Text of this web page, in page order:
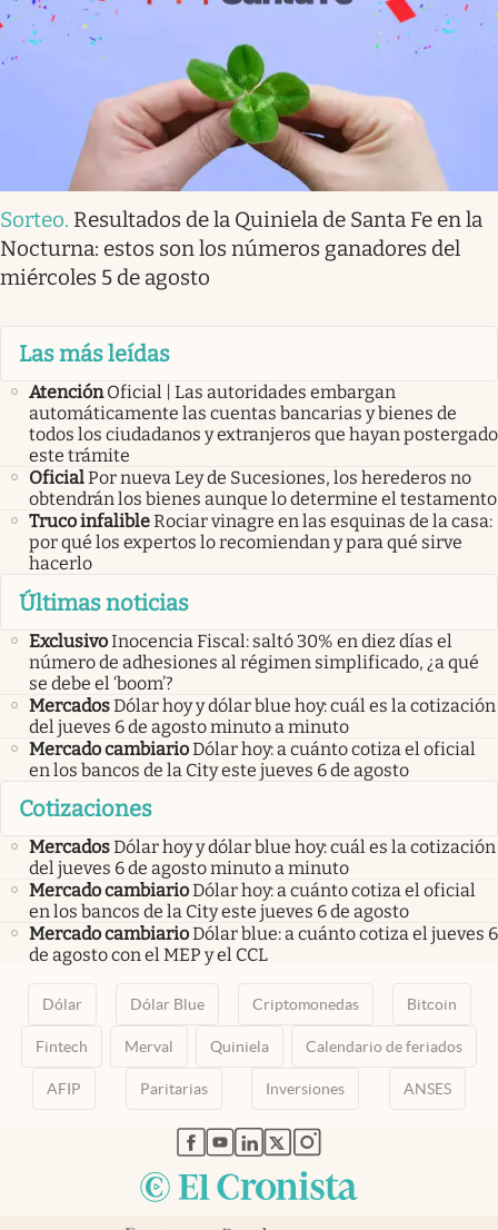
Sorteo. Resultados de la Quiniela de Santa Fe en la
Nocturna: estos son los números ganadores del
miércoles 5 de agosto
Las más leídas
Atención Oficial | Las autoridades embargan
automáticamente las cuentas bancarias y bienes de
todos los ciudadanos y extranjeros que hayan postergado
este trámite
OficialPor nueva Ley de Sucesiones, los herederos no
obtendrán los bienes aunque lo determine el testamento
Truco infalibleRociar vinagre en las esquinas de la casa:
por qué los expertos lo recomiendan y para qué sirve
hacerlo
Últimas noticias
ExclusivoInocencia Fiscal: saltó 30% en diez días el
número de adhesiones al régimen simplificado, ¿a qué
se debe el ‘boom’?
MercadosDólar hoy y dólar blue hoy: cuál es la cotización
del jueves 6 de agosto minuto a minuto
Mercado cambiarioDólar hoy: a cuánto cotiza el oficial
en los bancos de la City este jueves 6 de agosto
Cotizaciones
MercadosDólar hoy y dólar blue hoy: cuál es la cotización
del jueves 6 de agosto minuto a minuto
Mercado cambiarioDólar hoy: a cuánto cotiza el oficial
en los bancos de la City este jueves 6 de agosto
Mercado cambiarioDólar blue: a cuánto cotiza el jueves 6
de agosto con el MEP y el CCL
Dólar Dólar Blue Criptomonedas Bitcoin
Fintech Merval Quiniela Calendario de feriados
AFIP Paritarias Inversiones ANSES
abre en nueva pestaña
abre en nueva pestaña
abre en nueva pestaña
abre en nueva pestaña
abre en nueva pestaña